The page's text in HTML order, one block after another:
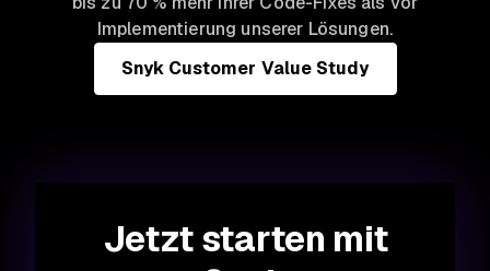
Implementierung unserer Lösungen.
Snyk Customer Value Study
Jetzt starten mit